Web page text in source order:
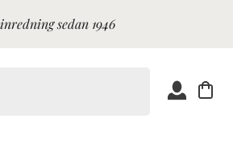
sedan 1946